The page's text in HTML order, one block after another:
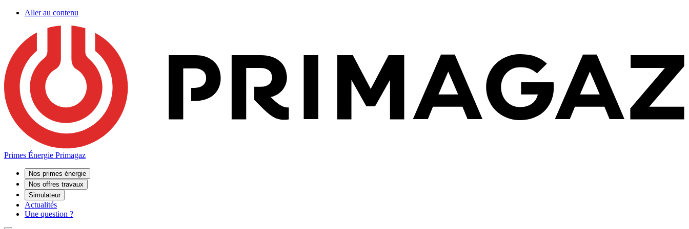
Aller au contenu
Primes Énergie Primagaz
Nos primes énergie
Nos offres travaux
Simulateur
Actualités
Une question ?